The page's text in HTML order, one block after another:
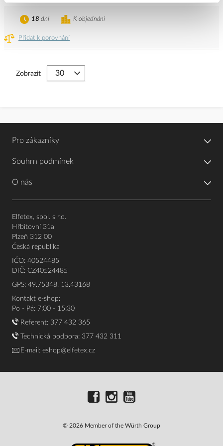
Přidat k porovnání
K objednání
18 dní
Zobrazit
Pro zákazníky
Souhrn podmínek
O nás
Elfetex, spol. s r.o.
Hřbitovní 31a
Plzeň 312 00
Česká republika
IČO: 40524485
DIČ: CZ40524485
GPS: 49.75348, 13.43168
Kontakt e-shop:
Po - Pá: 7:00 - 15:30
Referent: 377 432 365
Technická podpora: 377 432 311
E-mail: eshop@elfetex.cz
© 2026 Member of the Würth Group